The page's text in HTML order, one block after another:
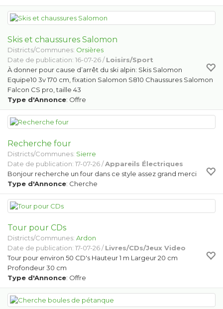
Skis et chaussures Salomon
Districts/Communes: Orsières
Date de publication: 16-07-26 /Loisirs/Sport
À donner pour cause d’arrêt du ski alpin: Skis Salomon
Equipe10 3v 170 cm, fixation Salomon S810 Chaussures Salomon
Falcon CS pro, taille 43
Type d'Annonce: Offre
Recherche four
Districts/Communes: Sierre
Date de publication: 17-07-26 /Appareils Électriques
Bonjour recherche un four dans ce style assez grand merci
Type d'Annonce: Cherche
Tour pour CDs
Districts/Communes: Ardon
Date de publication: 17-07-26 /Livres/CDs/Jeux Video
Tour pour environ 50 CD's Hauteur 1 m Largeur 20 cm
Profondeur 30 cm
Type d'Annonce: Offre